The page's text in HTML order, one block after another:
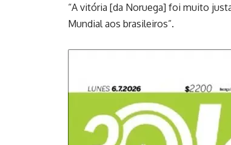
“A vitória [da Noruega] foi muito
Mundial aos brasileiros”.